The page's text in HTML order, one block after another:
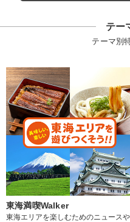
テー
テーマ別
東海満喫Walker
東海エリアを楽しむためのニュースや